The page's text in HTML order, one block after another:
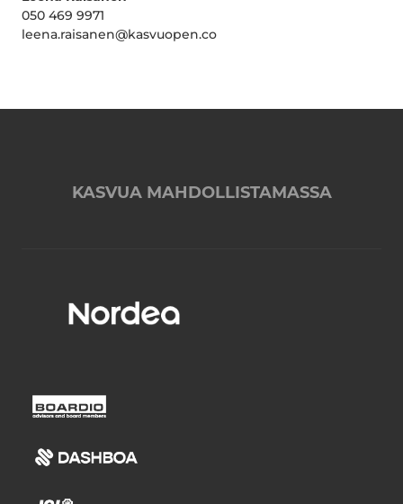
050 469 9971
leena.raisanen@kasvuopen.co
KASVUA MAHDOLLISTAMASSA